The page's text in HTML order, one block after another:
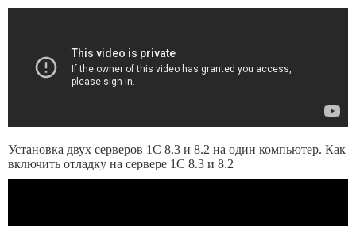
Установка двух серверов 1С 8.3 и 8.2 на один компьютер. Как
включить отладку на сервере 1С 8.3 и 8.2